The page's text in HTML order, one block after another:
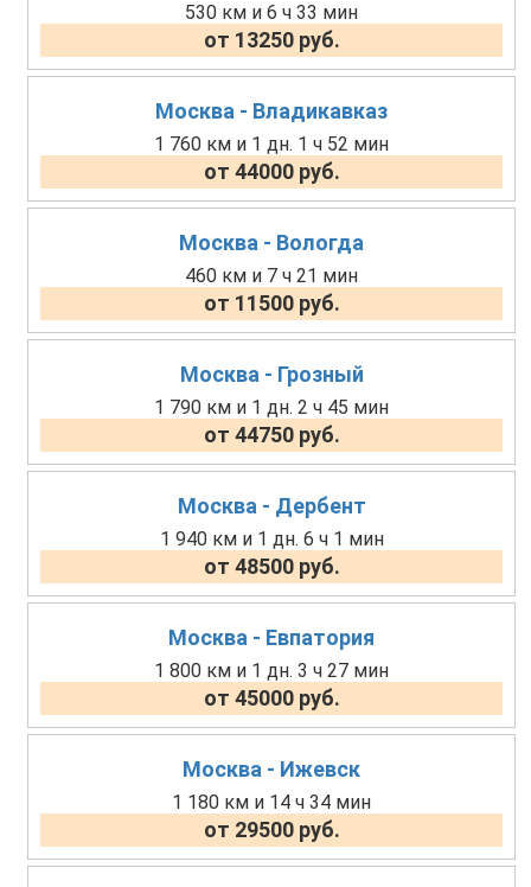
530 км и 6 ч 33 мин
от 13250 руб.
Москва - Владикавказ
1 760 км и 1 дн. 1 ч 52 мин
от 44000 руб.
Москва - Вологда
460 км и 7 ч 21 мин
от 11500 руб.
Москва - Грозный
1 790 км и 1 дн. 2 ч 45 мин
от 44750 руб.
Москва - Дербент
1 940 км и 1 дн. 6 ч 1 мин
от 48500 руб.
Москва - Евпатория
1 800 км и 1 дн. 3 ч 27 мин
от 45000 руб.
Москва - Ижевск
1 180 км и 14 ч 34 мин
от 29500 руб.